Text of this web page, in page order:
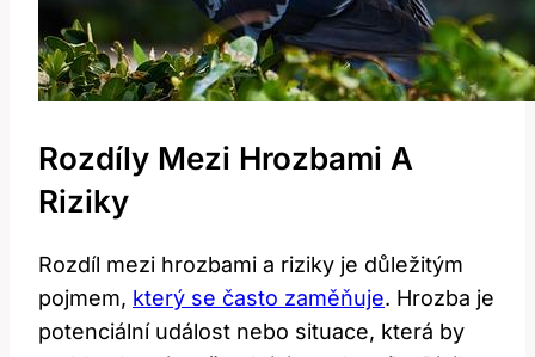
Rozdíly Mezi Hrozbami A
Riziky
Rozdíl mezi hrozbami‍ a⁢ riziky je⁤ důležitým
pojmem, který se často zaměňuje. Hrozba je
potenciální událost nebo ⁢situace, která by